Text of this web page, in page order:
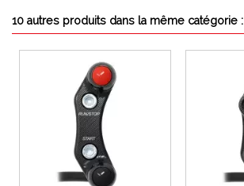
10 autres produits dans la même catégorie :